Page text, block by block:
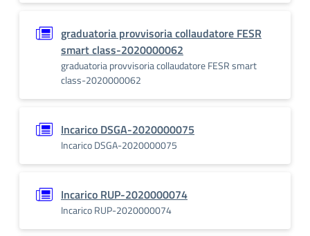
graduatoria provvisoria collaudatore FESR
smart class-2020000062
graduatoria provvisoria collaudatore FESR smart
class-2020000062
Incarico DSGA-2020000075
Incarico DSGA-2020000075
Incarico RUP-2020000074
Incarico RUP-2020000074